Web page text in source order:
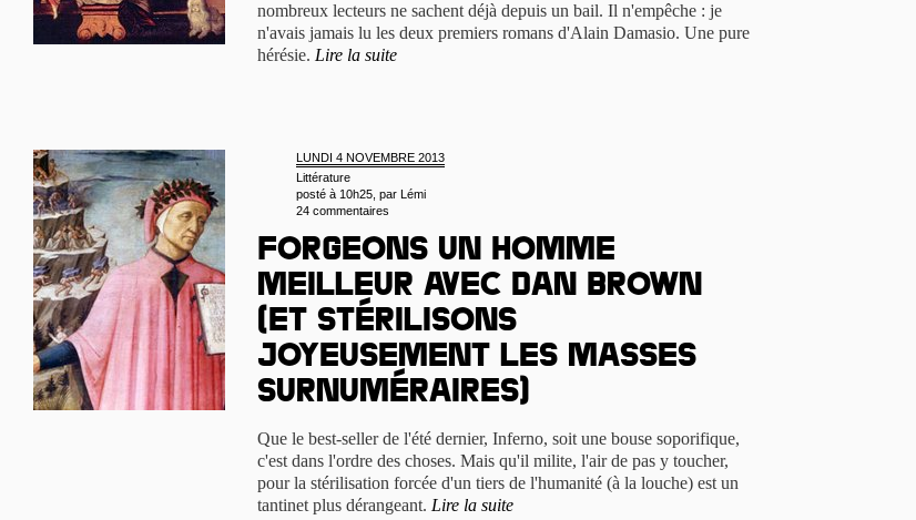
nombreux lecteurs ne sachent déjà depuis un bail. Il n'empêche : je
n'avais jamais lu les deux premiers romans d'Alain Damasio. Une pure
hérésie. Lire la suite
LUNDI 4 NOVEMBRE 2013
Littérature
posté à 10h25, par Lémi
24 commentaires
Forgeons un homme
meilleur avec Dan Brown
(et stérilisons
joyeusement les masses
surnuméraires)
Que le best-seller de l'été dernier, Inferno, soit une bouse soporifique,
c'est dans l'ordre des choses. Mais qu'il milite, l'air de pas y toucher,
pour la stérilisation forcée d'un tiers de l'humanité (à la louche) est un
tantinet plus dérangeant. Lire la suite